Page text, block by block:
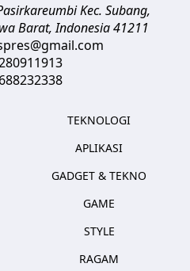
Kec. Subang,
Barat,Indonesia41211
TEKNOLOGI
APLIKASI
GADGET & TEKNO
GAME
STYLE
RAGAM